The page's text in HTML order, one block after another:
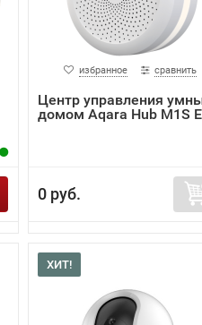
избранное сравнить
Центр управления
домом Aqara Hub M1S
0 руб.
ХИТ!